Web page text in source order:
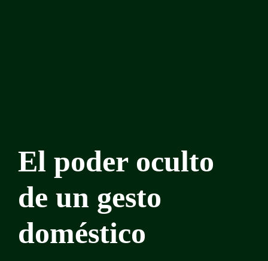
El poder oculto
de un gesto
doméstico